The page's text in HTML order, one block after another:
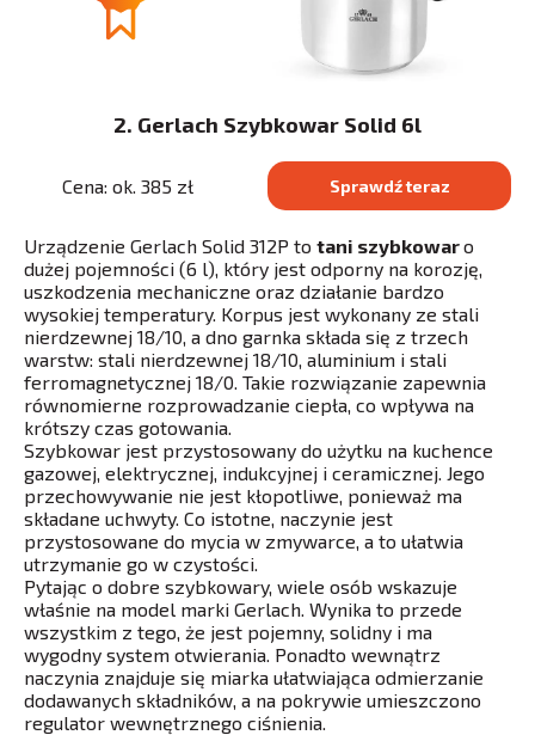
2. Gerlach Szybkowar Solid 6l
Cena: ok. 385 zł Sprawdź teraz
Urządzenie Gerlach Solid 312P to tani szybkowaro
dużej pojemności (6 l), który jest odporny na korozję,
uszkodzenia mechaniczne oraz działanie bardzo
wysokiej temperatury. Korpus jest wykonany ze stali
nierdzewnej 18/10, a dno garnka składa się z trzech
warstw: stali nierdzewnej 18/10, aluminium i stali
ferromagnetycznej 18/0. Takie rozwiązanie zapewnia
równomierne rozprowadzanie ciepła, co wpływa na
krótszy czas gotowania.
Szybkowar jest przystosowany do użytku na kuchence
gazowej, elektrycznej, indukcyjnej i ceramicznej. Jego
przechowywanie nie jest kłopotliwe, ponieważ ma
składane uchwyty. Co istotne, naczynie jest
przystosowane do mycia w zmywarce, a to ułatwia
utrzymanie go w czystości.
Pytając o dobre szybkowary, wiele osób wskazuje
właśnie na model marki Gerlach. Wynika to przede
wszystkim z tego, że jest pojemny, solidny i ma
wygodny system otwierania. Ponadto wewnątrz
naczynia znajduje się miarka ułatwiająca odmierzanie
dodawanych składników, a na pokrywie umieszczono
regulator wewnętrznego ciśnienia.